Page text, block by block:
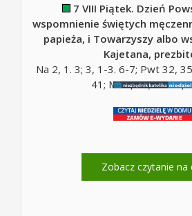
7 VIII Piątek. Dzień
wspomnienie świętych
papieża, i Towarzyszy albo
Kajetana,
Na 2, 1. 3; 3, 1-3. 6-7; Pwt 32,
41; Mt 5, 10; Mt 16,
Zobacz czytanie na